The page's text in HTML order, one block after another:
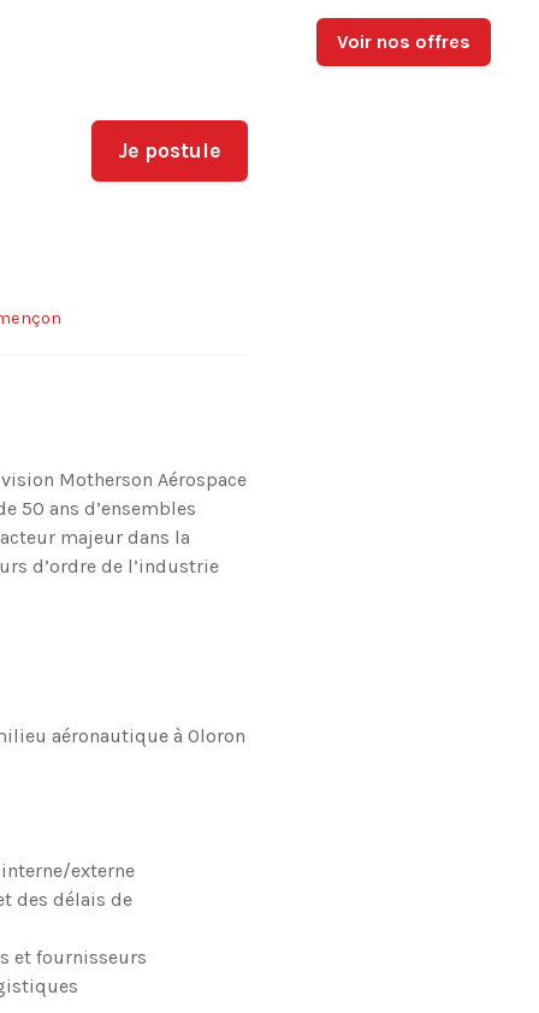
Voir nos offres
Je postule
Motherson Aérospace
50 ans d’ensembles
majeur dans la
d’ordre de l’industrie
aéronautique à Oloron
externe
des délais de
et fournisseurs